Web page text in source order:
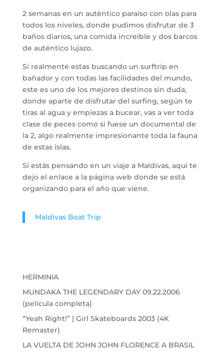
2 semanas en un auténtico paraíso con olas para
todos los niveles, donde pudimos disfrutar de 3
baños diarios, una comida increíble y dos barcos
de auténtico lujazo.
Si realmente estas buscando un surftrip en
bañador y con todas las facilidades del mundo,
este es uno de los mejores destinos sin duda,
donde aparte de disfrutar del surfing, según te
tiras al agua y empiezas a bucear, vas a ver toda
clase de peces como si fuese un documental de
la 2, algo realmente impresionante toda la fauna
de estas islas.
Si estás pensando en un viaje a Maldivas, aqui te
dejo el enlace a la página web donde se está
organizando para el año que viene.
Maldivas Boat Trip
HERMINIA
MUNDAKA THE LEGENDARY DAY 09.22.2006
(película completa)
“Yeah Right!” | Girl Skateboards 2003 (4K
Remaster)
LA VUELTA DE JOHN JOHN FLORENCE A BRASIL